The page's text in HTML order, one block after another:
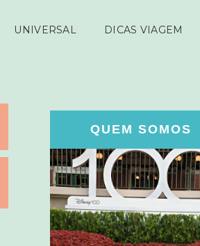
UNIVERSAL DICAS VIAGEM
QUEM SOMOS